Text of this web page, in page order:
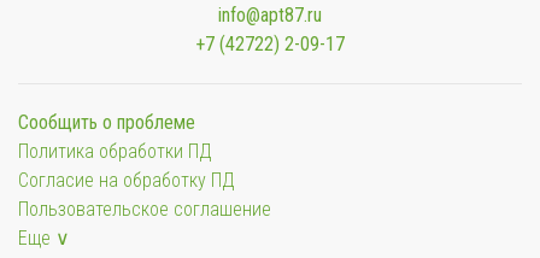
info@apt87.ru
+7 (42722) 2-09-17
Сообщить о проблеме
Политика обработки ПД
Согласие на обработку ПД
Пользовательское соглашение
Еще ∨